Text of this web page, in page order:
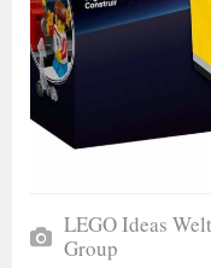
LEGO Ideas
Group